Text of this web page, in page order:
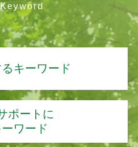
キーワード
ポートに
ワード